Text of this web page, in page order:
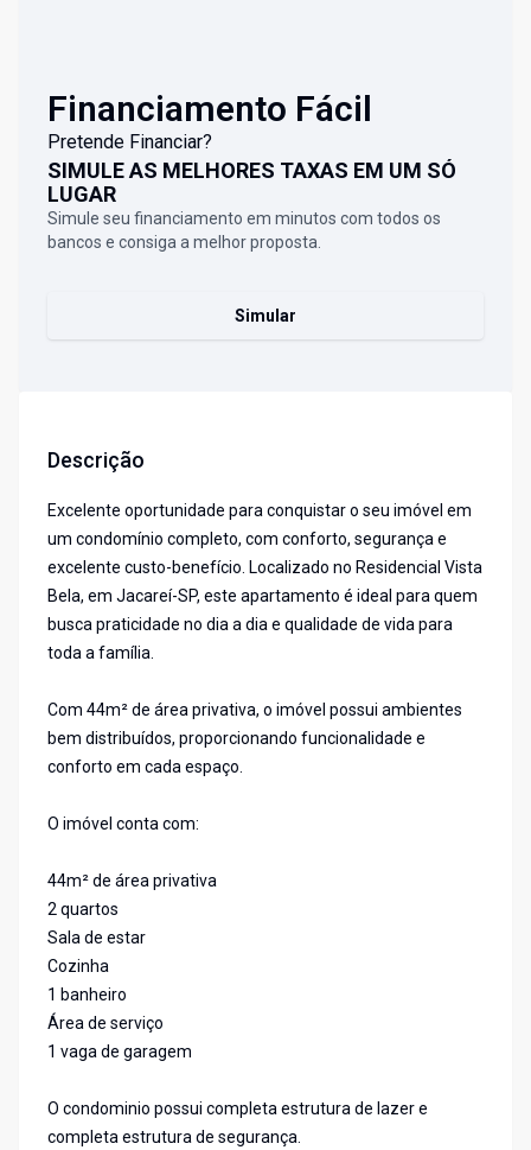
Financiamento Fácil
Pretende Financiar?
SIMULE AS MELHORES TAXAS EM UM SÓ
LUGAR
Simule seu financiamento em minutos com todos os
bancos e consiga a melhor proposta.
Simular
Descrição
Excelente oportunidade para conquistar o seu imóvel em
um condomínio completo, com conforto, segurança e
excelente custo-benefício. Localizado no Residencial Vista
Bela, em Jacareí-SP, este apartamento é ideal para quem
busca praticidade no dia a dia e qualidade de vida para
toda a família.
Com 44m² de área privativa, o imóvel possui ambientes
bem distribuídos, proporcionando funcionalidade e
conforto em cada espaço.
O imóvel conta com:
44m² de área privativa
2 quartos
Sala de estar
Cozinha
1 banheiro
Área de serviço
1 vaga de garagem
O condominio possui completa estrutura de lazer e
completa estrutura de segurança.